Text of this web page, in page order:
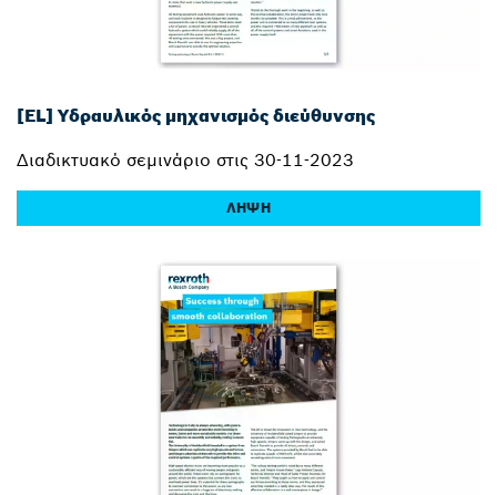
[EL] Υδραυλικός μηχανισμός διεύθυνσης
Διαδικτυακό σεμινάριο στις 30-11-2023
ΛΉΨΗ